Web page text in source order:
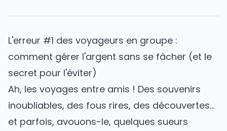
L'erreur #1 des voyageurs en groupe :
comment gérer l'argent sans se fâcher (et le
secret pour l'éviter)
Ah, les voyages entre amis ! Des souvenirs
inoubliables, des fous rires, des découvertes…
et parfois, avouons-le, quelques sueurs